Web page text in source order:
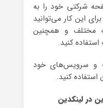
شرکتی خود را به
این کار می‌توانید
مختلف و همچنین
کنید.
و سرویس‌های خود
کنید.
در لینکدین